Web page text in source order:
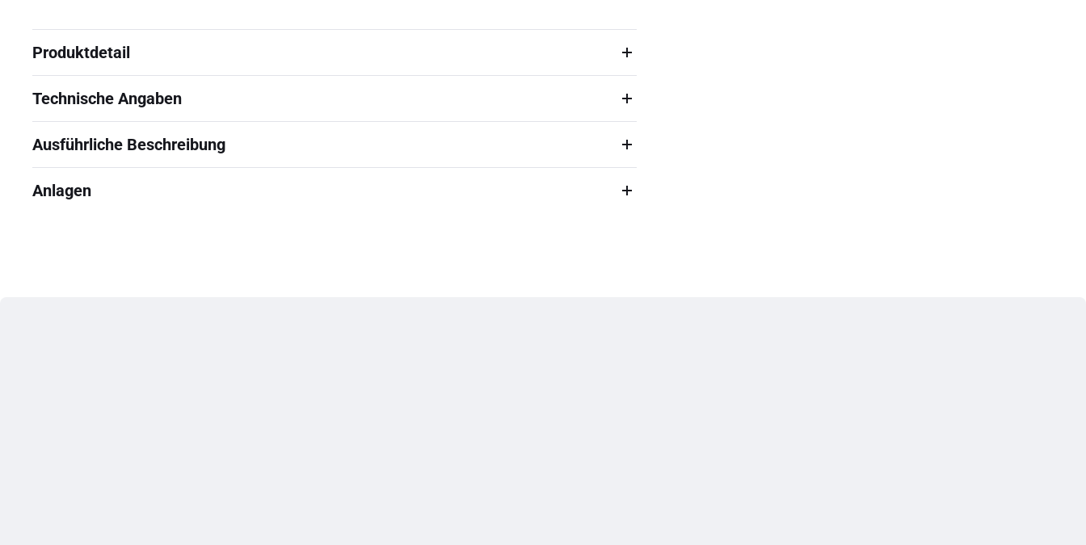
Produktdetail
Technische Angaben
Ausführliche Beschreibung
Anlagen